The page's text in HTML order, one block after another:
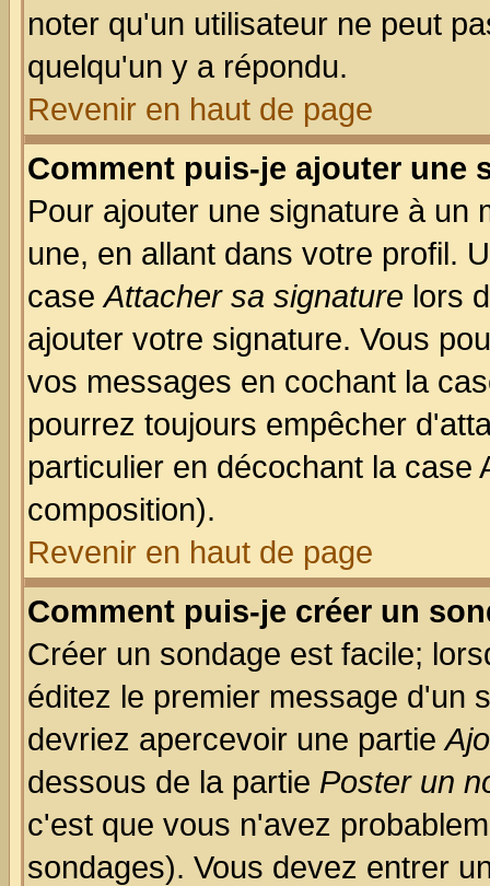
noter qu'un utilisateur ne peut
quelqu'un y a répondu.
Revenir en haut de page
Comment puis-je ajouter une
Pour ajouter une signature à un
une, en allant dans votre profil.
caseAttacher sa signature lors
ajouter votre signature. Vous
vos messages en cochant la
pourrez toujours empêcher
particulier en décochant la case
composition).
Revenir en haut de page
Comment puis-je créer un
Créer un sondage est facile;
éditez le premier message d'un
devriez apercevoir une partie
dessous de la partie Poster un
c'est que vous n'avez
sondages). Vous devez entrer